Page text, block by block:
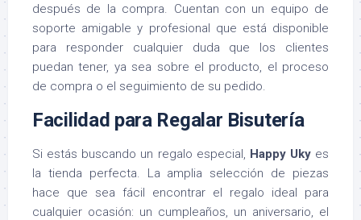
después de la compra. Cuentan con un equipo de
soporte amigable y profesional que está disponible
para responder cualquier duda que los clientes
puedan tener, ya sea sobre el producto, el proceso
de compra o el seguimiento de su pedido.
Facilidad para Regalar Bisutería
Si estás buscando un regalo especial, Happy Ukyes
la tienda perfecta. La amplia selección de piezas
hace que sea fácil encontrar el regalo ideal para
cualquier ocasión: un cumpleaños, un aniversario, el